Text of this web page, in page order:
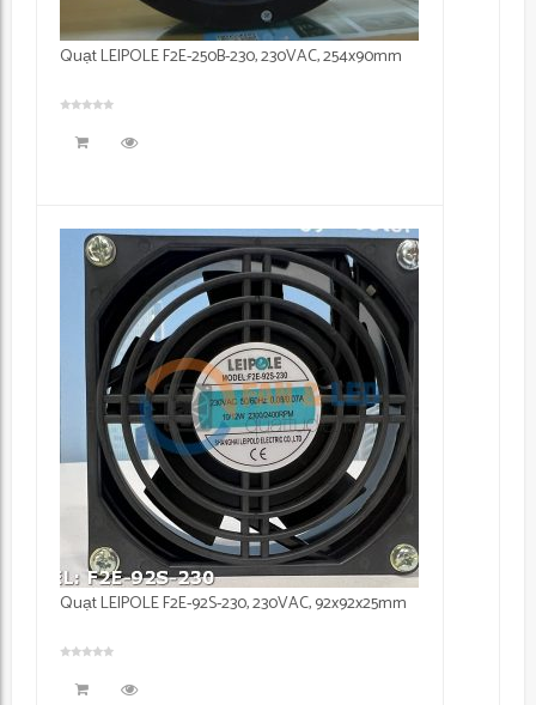
Quạt LEIPOLE F2E-250B-230, 230VAC, 254x90mm
Quạt LEIPOLE F2E-92S-230, 230VAC, 92x92x25mm